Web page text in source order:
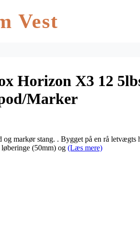
Vest
Horizon X3 12
Marker
markør stang. . Bygget på en rå letvægts
(50mm) og (Læs mere)